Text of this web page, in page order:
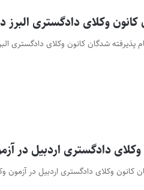
وکلای دادگستری البرز در
دادگستری اردبیل در آزمون